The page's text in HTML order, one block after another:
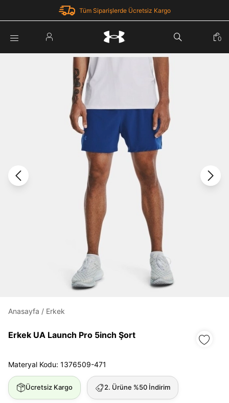
Tüm Siparişlerde Ücretsiz Kargo
Giriş Yap
Under Armour'da yeni misiniz? Kayıt Ol
Üye Olmadan Devam Et
0
Anasayfa / Erkek
Erkek UA Launch Pro 5inch Şort
Materyal Kodu: 1376509-471
Ücretsiz Kargo 2. Ürüne %50 İndirim
Parola Yenileme
Parolayı Yenile
Giriş Sayfasına Dön
Zaten hesabın var mı? Giriş yap